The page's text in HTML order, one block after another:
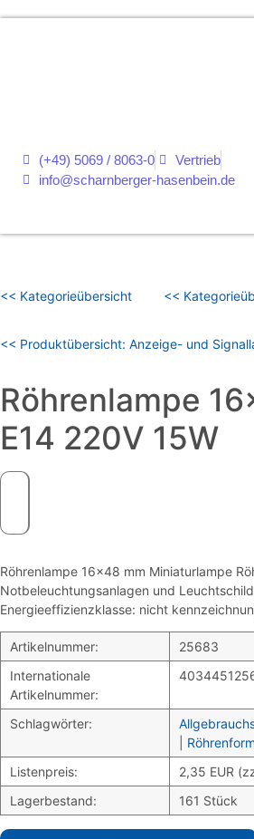
(+49) 5069 / 8063-0
Vertrieb
info@scharnberger-hasenbein.de
<< Kategorieübersicht <<
<< Produktübersicht: Anzeige- und
Röhrenlampe
E14 220V 15W
Röhrenlampe 16×48 mm Miniaturlampe
Notbeleuchtungsanlagen und
Energieeffizienzklasse: nicht
Artikelnummer:
25683
Internationale
Artikelnummer:
Schlagwörter:
Listenpreis:
2,35 EUR
Lagerbestand:
161 Stück